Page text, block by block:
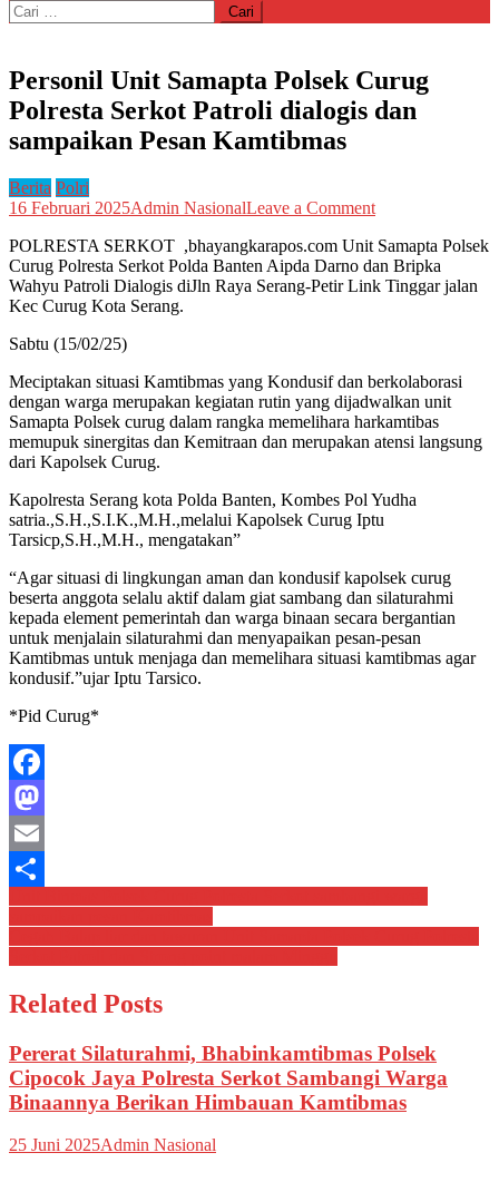
Cari
untuk:
Personil Unit Samapta Polsek Curug
Polresta Serkot Patroli dialogis dan
sampaikan Pesan Kamtibmas
Berita Polri
16 Februari 2025Admin NasionalLeave a Commenton
Unit
Samapta
Polsek
dialogis
dan
sampaikan
Pesan
POLRESTA SERKOT ,bhayangkarapos.com Unit Samapta Polsek
Curug Polresta Serkot Polda Banten Aipda Darno dan Bripka
Wahyu Patroli Dialogis diJln Raya Serang-Petir Link Tinggar jalan
Kec Curug Kota Serang.
Sabtu (15/02/25)
Meciptakan situasi Kamtibmas yang Kondusif dan berkolaborasi
dengan warga merupakan kegiatan rutin yang dijadwalkan unit
Samapta Polsek curug dalam rangka memelihara harkamtibas
memupuk sinergitas dan Kemitraan dan merupakan atensi langsung
dari Kapolsek Curug.
Kapolresta Serang kota Polda Banten, Kombes Pol Yudha
satria.,S.H.,S.I.K.,M.H.,melalui Kapolsek Curug Iptu
Tarsicp,S.H.,M.H., mengatakan”
“Agar situasi di lingkungan aman dan kondusif kapolsek curug
beserta anggota selalu aktif dalam giat sambang dan silaturahmi
kepada element pemerintah dan warga binaan secara bergantian
untuk menjalain silaturahmi dan menyapaikan pesan-pesan
Kamtibmas untuk menjaga dan memelihara situasi kamtibmas agar
kondusif.”ujar Iptu Tarsico.
*Pid Curug*
Facebook
Mastodon
Email
Share
Navigasi
pos
Related Posts
Pererat Silaturahmi, Bhabinkamtibmas Polsek
Cipocok Jaya Polresta Serkot Sambangi Warga
Binaannya Berikan Himbauan Kamtibmas
25 Juni 2025Admin Nasional